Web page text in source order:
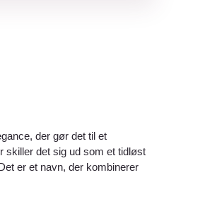
der gør det til et
det sig ud som et tidløst
er et navn, der kombinerer